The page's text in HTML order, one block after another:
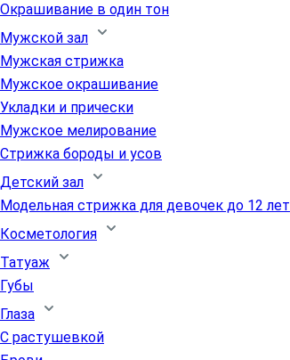
Окрашивание в один тон
Мужской зал
Мужская стрижка
Мужское окрашивание
Укладки и прически
Мужское мелирование
Стрижка бороды и усов
Детский зал
Модельная стрижка для девочек до 12 лет
Косметология
Татуаж
Губы
Глаза
С растушевкой